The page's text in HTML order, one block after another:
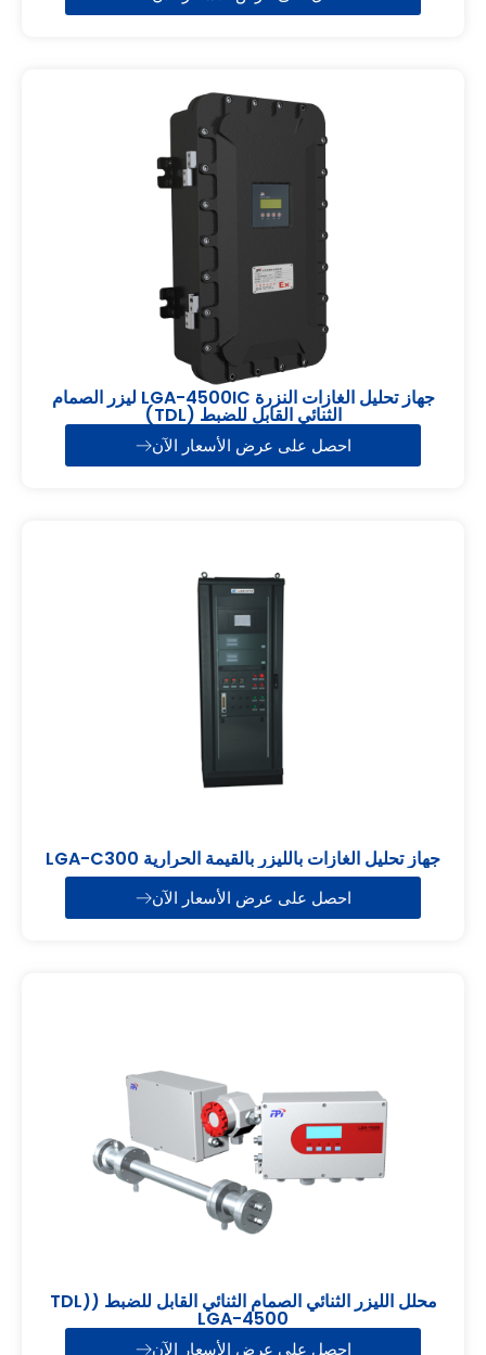
جهاز تحليل الغازات النزرة LGA-4500IC ليزر الصمام
الثنائي القابل للضبط (TDL)
احصل على عرض الأسعار الآن
جهاز تحليل الغازات بالليزر بالقيمة الحرارية LGA-C300
احصل على عرض الأسعار الآن
محلل الليزر الثنائي الصمام الثنائي القابل للضبط (TDL)
LGA-4500
احصل على عرض الأسعار الآن